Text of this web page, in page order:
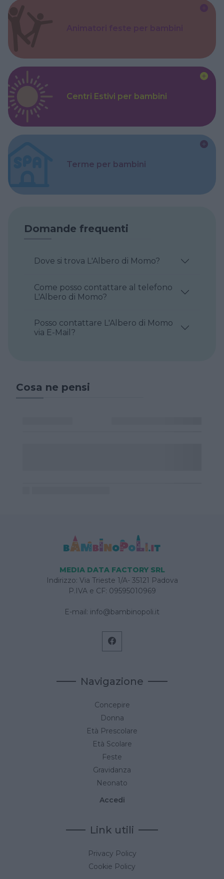
Centri Estivi per bambini
Terme per bambini
Domande frequenti
Dove si trova L'Albero di Momo?
Come posso contattare al telefono
L'Albero di Momo?
Posso contattare L'Albero di Momo
via E-Mail?
Cosa ne pensi
MEDIA DATA FACTORY SRL
Indirizzo: Via Trieste 1/A- 35121 Padova
P.IVA e CF: 09595010969
E-mail: info@bambinopoli.it
Navigazione
Concepire
Donna
Età Prescolare
Età Scolare
Feste
Gravidanza
Neonato
Accedi
Link utili
Privacy Policy
Cookie Policy